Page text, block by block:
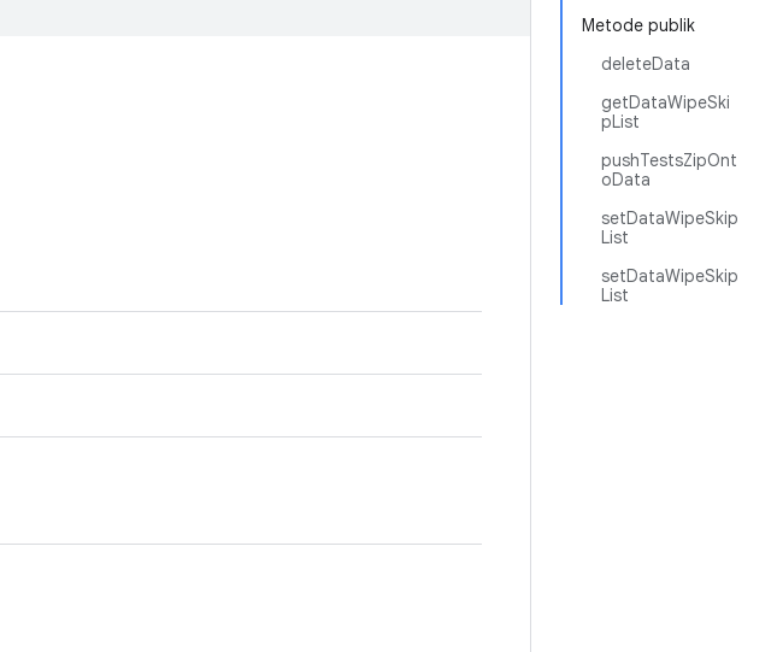
Metode publik
deleteData
getDataWipeSki
pList
pushTestsZipOnt
oData
setDataWipeSkip
List
setDataWipeSkip
List